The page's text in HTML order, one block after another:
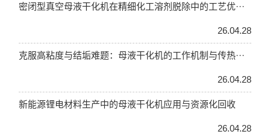
密闭型真空母液干化机在精细化工溶剂脱除中的工艺优···
26.04.28
克服高粘度与结垢难题：母液干化机的工作机制与传热···
26.04.28
新能源锂电材料生产中的母液干化机应用与资源化回收
26.04.28